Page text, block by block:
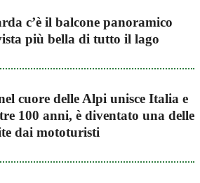
c’è il balcone panoramico
più bella di tutto il lago
cuore delle Alpi unisce Italia e
100 anni, è diventato una delle
dai mototuristi